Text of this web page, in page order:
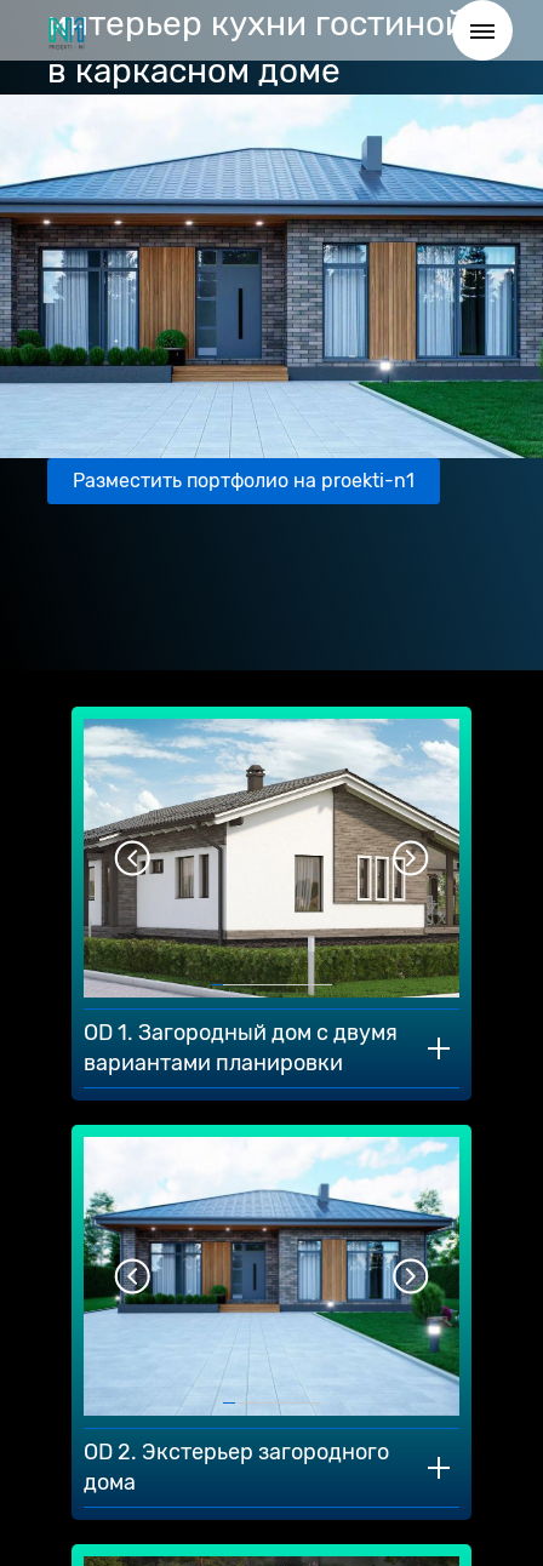
интерьер кухни гостиной
в каркасном доме
Разместить портфолио на proekti-n1
OD 1. Загородный дом с двумя
вариантами планировки
OD 2. Экстерьер загородного
дома